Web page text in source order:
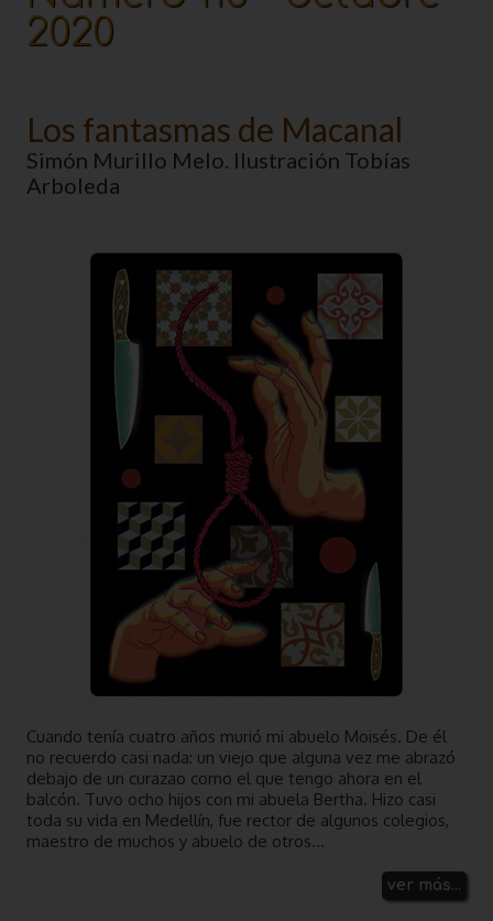
2020
Los fantasmas de Macanal
Simón Murillo Melo. Ilustración Tobías
Arboleda
Cuando tenía cuatro años murió mi abuelo Moisés. De él
no recuerdo casi nada: un viejo que alguna vez me abrazó
debajo de un curazao como el que tengo ahora en el
balcón. Tuvo ocho hijos con mi abuela Bertha. Hizo casi
toda su vida en Medellín, fue rector de algunos colegios,
maestro de muchos y abuelo de otros...
ver más...